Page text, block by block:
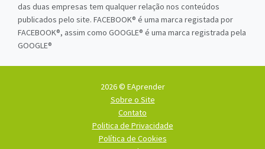
das duas empresas tem qualquer relação nos conteúdos
publicados pelo site. FACEBOOK® é uma marca registada por
FACEBOOK®, assim como GOOGLE® é uma marca registrada pela
GOOGLE®
2026 © EAprender
Sobre o Site
Contato
Politica de Privacidade
Política de Cookies